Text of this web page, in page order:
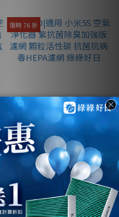
限時 76 折
含RFID|適用 小米5S 空
氣淨化器 紫抗菌除臭加
強版濾網 顆粒活性碳 抗
菌抗病毒HEPA濾網 綠綠
好日
NT$1,139
NT$1,500